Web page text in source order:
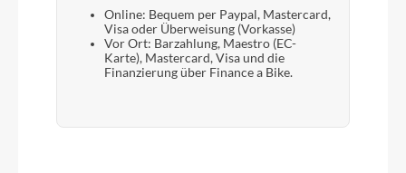
Online: Bequem per Paypal, Mastercard,
Visa oder Überweisung (Vorkasse)
Vor Ort: Barzahlung, Maestro (EC-
Karte), Mastercard, Visa und die
Finanzierung über Finance a Bike.